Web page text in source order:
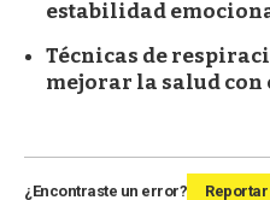
estabilidad
Técnicas de
mejorar la salud
¿Encontraste un error? Reportar